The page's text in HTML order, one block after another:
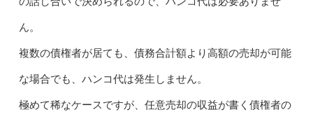
ん。
複数の債権者が居ても、債務合計額より高額の売却が可能
な場合でも、ハンコ代は発生しません。
極めて稀なケースですが、任意売却の収益が書く債権者の